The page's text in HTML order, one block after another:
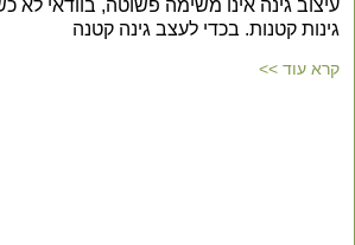
עיצוב גינה אינו משימה פשוטה, בוודאי לא
גינות קטנות. בכדי לעצב גינה קטנה
קרא עוד >>